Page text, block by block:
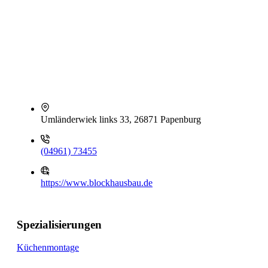
Umländerwiek links 33, 26871 Papenburg
(04961) 73455
https://www.blockhausbau.de
Spezialisierungen
Küchenmontage